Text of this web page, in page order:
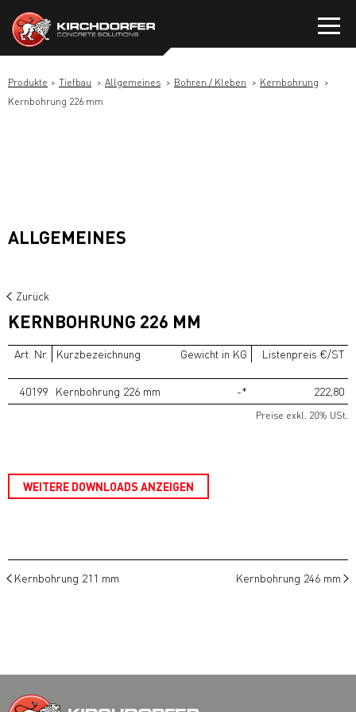
Inhalt
springen
Produkte Tiefbau Allgemeines Bohren / Kleben
Kernbohrung
Kernbohrung 226 mm
ALLGEMEINES
Zurück
KERNBOHRUNG 226 MM
Art. Nr. Kurzbezeichnung Gewicht in KG Listenpreis €/ST
40199 Kernbohrung 226 mm -* 222,80
Preise exkl. 20% USt.
WEITERE DOWNLOADS ANZEIGEN
Kernbohrung 211 mm Kernbohrung 246 mm